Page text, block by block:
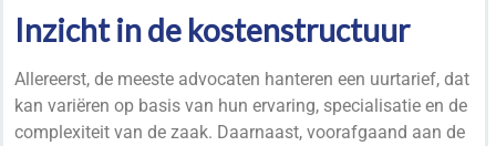
Inzicht in de kostenstructuur
Allereerst, de meeste advocaten hanteren een uurtarief, dat
kan variëren op basis van hun ervaring, specialisatie en de
complexiteit van de zaak. Daarnaast, voorafgaand aan de